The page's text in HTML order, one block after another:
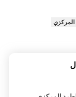
المركزي